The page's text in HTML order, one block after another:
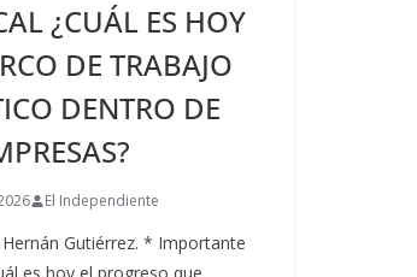
¿CUÁL ES HOY
DE TRABAJO
DENTRO DE
El Independiente
Gutiérrez. * Importante